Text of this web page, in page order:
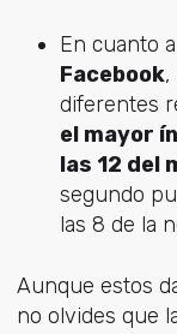
En cuanto
Facebook,
diferentes
el mayor
las 12 del
segundo
las 8 de la
Aunque estos
no olvides que